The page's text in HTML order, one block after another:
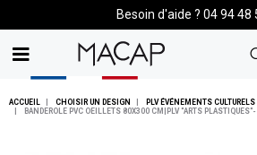
Besoin d'aide ? 04 94 48
ACCUEIL CHOISIR UN DESIGN
PLV ÉVÉNEMENTS CULTURELS
BANDEROLE PVC OEILLETS 80X300 CM|PLV "ARTS PLASTIQUES"-